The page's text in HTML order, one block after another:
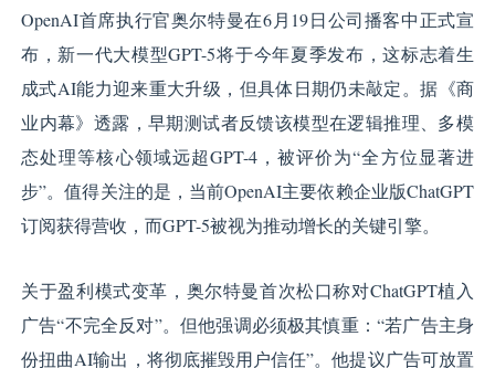
OpenAI首席执行官奥尔特曼在6月19日公司播客中正式宣
布，新一代大模型GPT-5将于今年夏季发布，这标志着生
成式AI能力迎来重大升级，但具体日期仍未敲定。据《商
业内幕》透露，早期测试者反馈该模型在逻辑推理、多模
态处理等核心领域远超GPT-4，被评价为“全方位显著进
步”。值得关注的是，当前OpenAI主要依赖企业版ChatGPT
订阅获得营收，而GPT-5被视为推动增长的关键引擎。
关于盈利模式变革，奥尔特曼首次松口称对ChatGPT植入
广告“不完全反对”。但他强调必须极其慎重：“若广告主身
份扭曲AI输出，将彻底摧毁用户信任”。他提议广告可放置